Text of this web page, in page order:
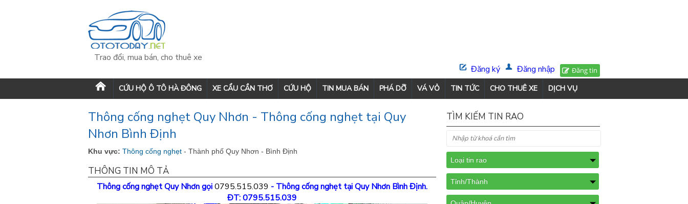
Trao đổi, mua bán, cho thuê xe
Đăng tin
Đăng nhập
Đăng ký
CỨU HỘ Ô TÔ HÀ ĐÔNG XE CẨU CẦN THƠ CỨU HỘ TIN MUA BÁN PHÁ DỠ VÁ VỎ TIN TỨC CHO THUÊ XE DỊCH VỤ
Thông cống nghẹt Quy Nhơn - Thông cống nghẹt tại Quy
Nhơn Bình Định
Khu vực: Thông cống nghẹt - Thành phố Quy Nhơn - Bình Định
THÔNG TIN MÔ TẢ
Thông cống nghẹt Quy Nhơngọi0795.515.039 - Thông cống nghẹt tại Quy Nhơn Bình Định.
ĐT: 0795.515.039
TÌM KIẾM TIN RAO